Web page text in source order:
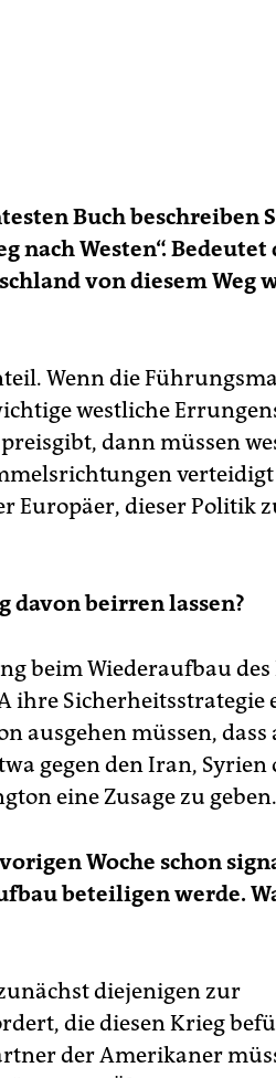
Buch beschreiben
nach Westen“. Bedeutet
von diesem Weg
Wenn die
westliche
dann müssen
verteidigt
Europäer, dieser Politik
davon beirren lassen?
beim Wiederaufbau
ihre Sicherheitsstrategie
ausgehen müssen, dass
gegen den Iran, Syrien
eine Zusage zu geben.
Woche schon
beteiligen werde.
diejenigen zur
die diesen Krieg
der Amerikaner